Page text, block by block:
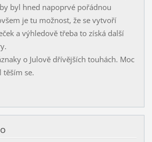
byl hned napoprvé pořádnou
je tu možnost, že se vytvoří
a výhledově třeba to získá další
o Julově dřívějších touhách. Moc
těším se.